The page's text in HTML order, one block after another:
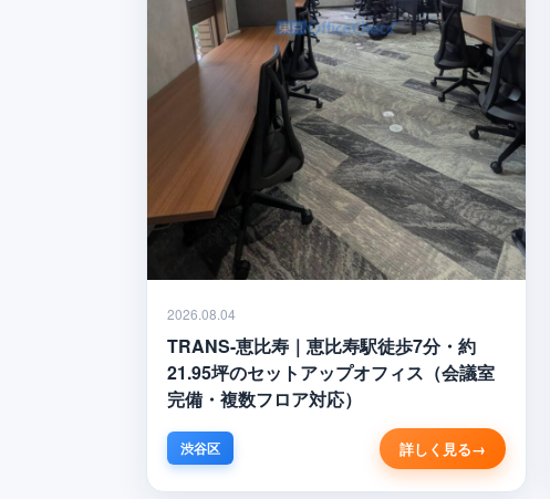
2026.08.04
TRANS-恵比寿｜恵比寿駅徒歩7分・約
21.95坪のセットアップオフィス（会議室
完備・複数フロア対応）
渋谷区 詳しく見る